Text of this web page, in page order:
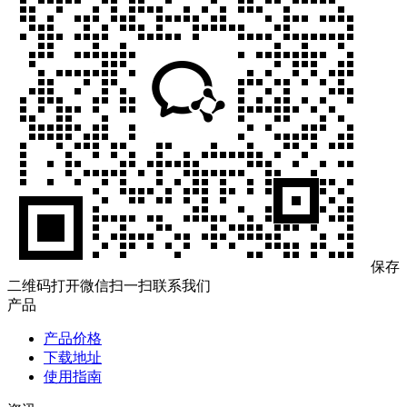
保存
二维码打开微信扫一扫联系我们
产品
产品价格
下载地址
使用指南